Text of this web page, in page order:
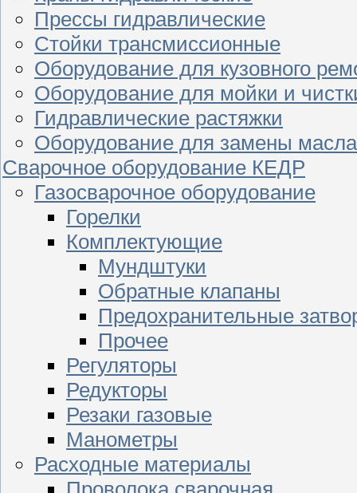
Прессы гидравлические
Стойки трансмиссионные
Оборудование для кузовного
Оборудование для мойки и
Гидравлические растяжки
Оборудование для замены масла
Сварочное оборудование КЕДР
Газосварочное оборудование
Горелки
Комплектующие
Мундштуки
Обратные клапаны
Предохранительные
Прочее
Регуляторы
Редукторы
Резаки газовые
Манометры
Расходные материалы